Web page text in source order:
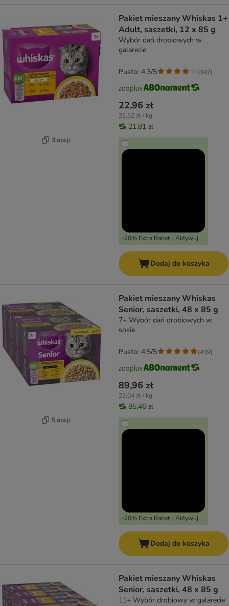
3 opcji
Pakiet mieszany Whiskas 1+
Adult, saszetki, 12 x 85 g
Wybór dań drobiowych w
galarecie
22,96 zł
22,52 zł / kg
21,81 zł
-20% Extra Rabat - Aktywuj
Pusto: 4.3/5 (347)
Dodaj do koszyka
5 opcji
Pakiet mieszany Whiskas
Senior, saszetki, 48 x 85 g
7+ Wybór dań drobiowych w
sosie
89,96 zł
22,04 zł / kg
85,46 zł
-20% Extra Rabat - Aktywuj
Pusto: 4.5/5 (439)
Dodaj do koszyka
Pakiet mieszany Whiskas
Senior, saszetki, 48 x 85 g
11+ Wybór drobiowy w galarecie